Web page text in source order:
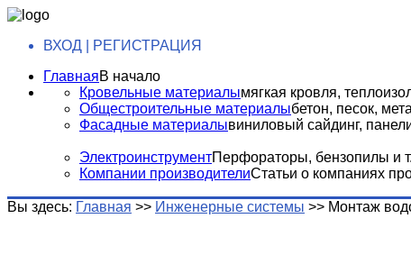
ВХОД | РЕГИСТРАЦИЯ
ГлавнаяВ начало
Кровельные материалымягкая кровля,
Общестроительные материалыбетон, песок,
Фасадные материалывиниловый сайдинг,
ЭлектроинструментПерфораторы, бензопилы и
Компании производителиСтатьи о компаниях
Вы здесь: Главная >> Инженерные системы >> Монтаж